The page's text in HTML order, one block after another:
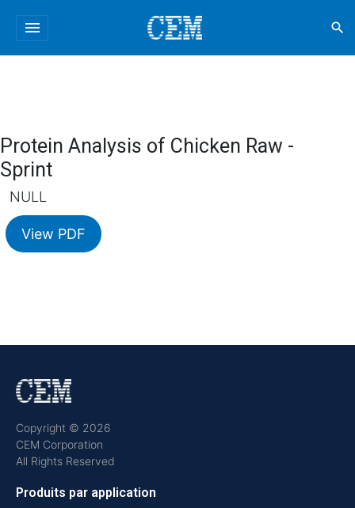
menu search
Protein Analysis of Chicken Raw -
Sprint
NULL
View PDF
Copyright © 2026
CEM Corporation
All Rights Reserved
Produits par application